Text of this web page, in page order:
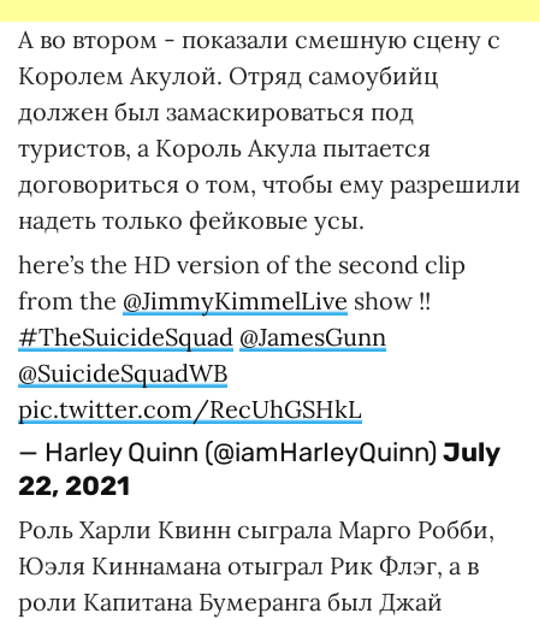
А во втором - показали смешную сцену с
Королем Акулой. Отряд самоубийц
должен был замаскироваться под
туристов, а Король Акула пытается
договориться о том, чтобы ему разрешили
надеть только фейковые усы.
here’s the HD version of the second clip
from the @JimmyKimmelLive show !!
#TheSuicideSquad @JamesGunn
@SuicideSquadWB
pic.twitter.com/RecUhGSHkL
— Harley Quinn (@iamHarIeyQuinn)July
22, 2021
Роль Харли Квинн сыграла Марго Робби,
Юэля Киннамана отыграл Рик Флэг, а в
роли Капитана Бумеранга был Джай